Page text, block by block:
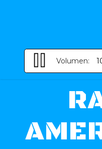
Volumen: